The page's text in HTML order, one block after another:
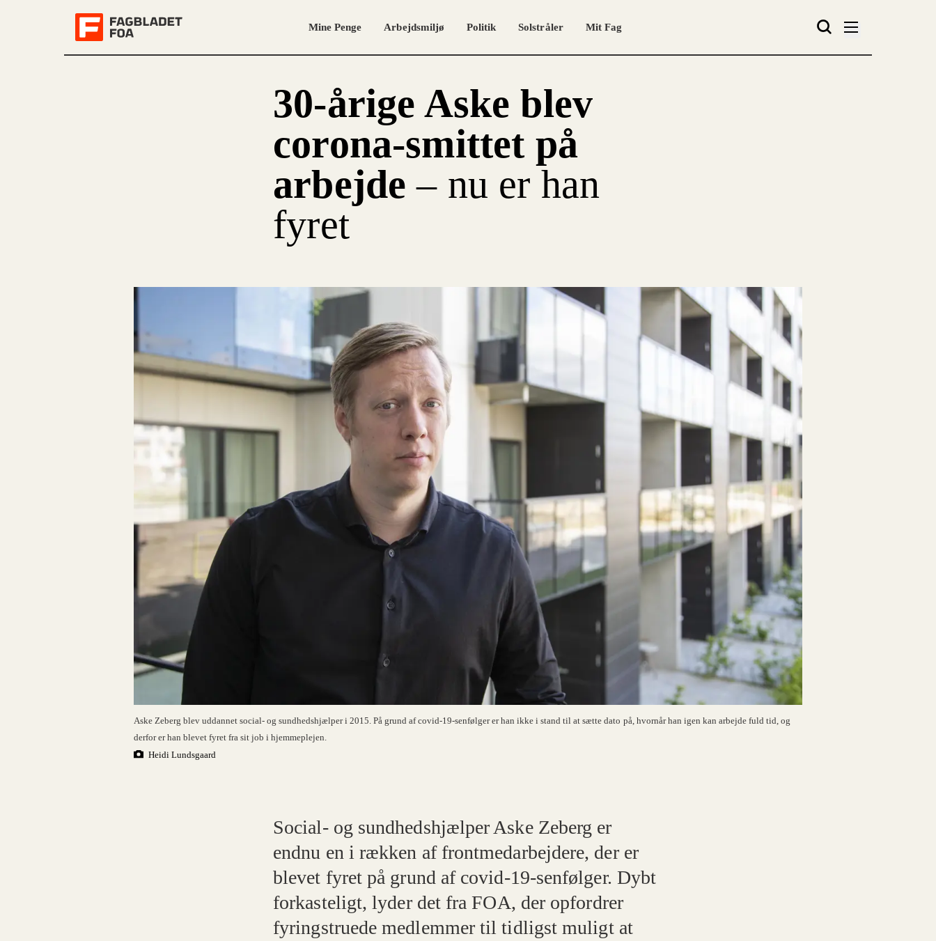
Mine Penge Arbejdsmiljø Politik Solstråler Mit Fag
30-årige Aske blev
corona-smittet på
arbejde– nu er han
fyret
Aske Zeberg blev uddannet social- og sundhedshjælper i 2015. På grund af covid-19-senfølger er han ikke i stand til at sætte dato på, hvornår han igen kan arbejde fuld tid, og
derfor er han blevet fyret fra sit job i hjemmeplejen.
Heidi Lundsgaard
Social- og sundhedshjælper Aske Zeberg er
endnu en i rækken af frontmedarbejdere, der er
blevet fyret på grund af covid-19-senfølger. Dybt
forkasteligt, lyder det fra FOA, der opfordrer
fyringstruede medlemmer til tidligst muligt at